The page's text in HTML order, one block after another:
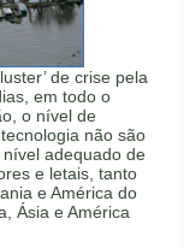
de crise pela
em todo o
o nível de
não são
adequado de
e letais, tanto
e América do
Ásia e América